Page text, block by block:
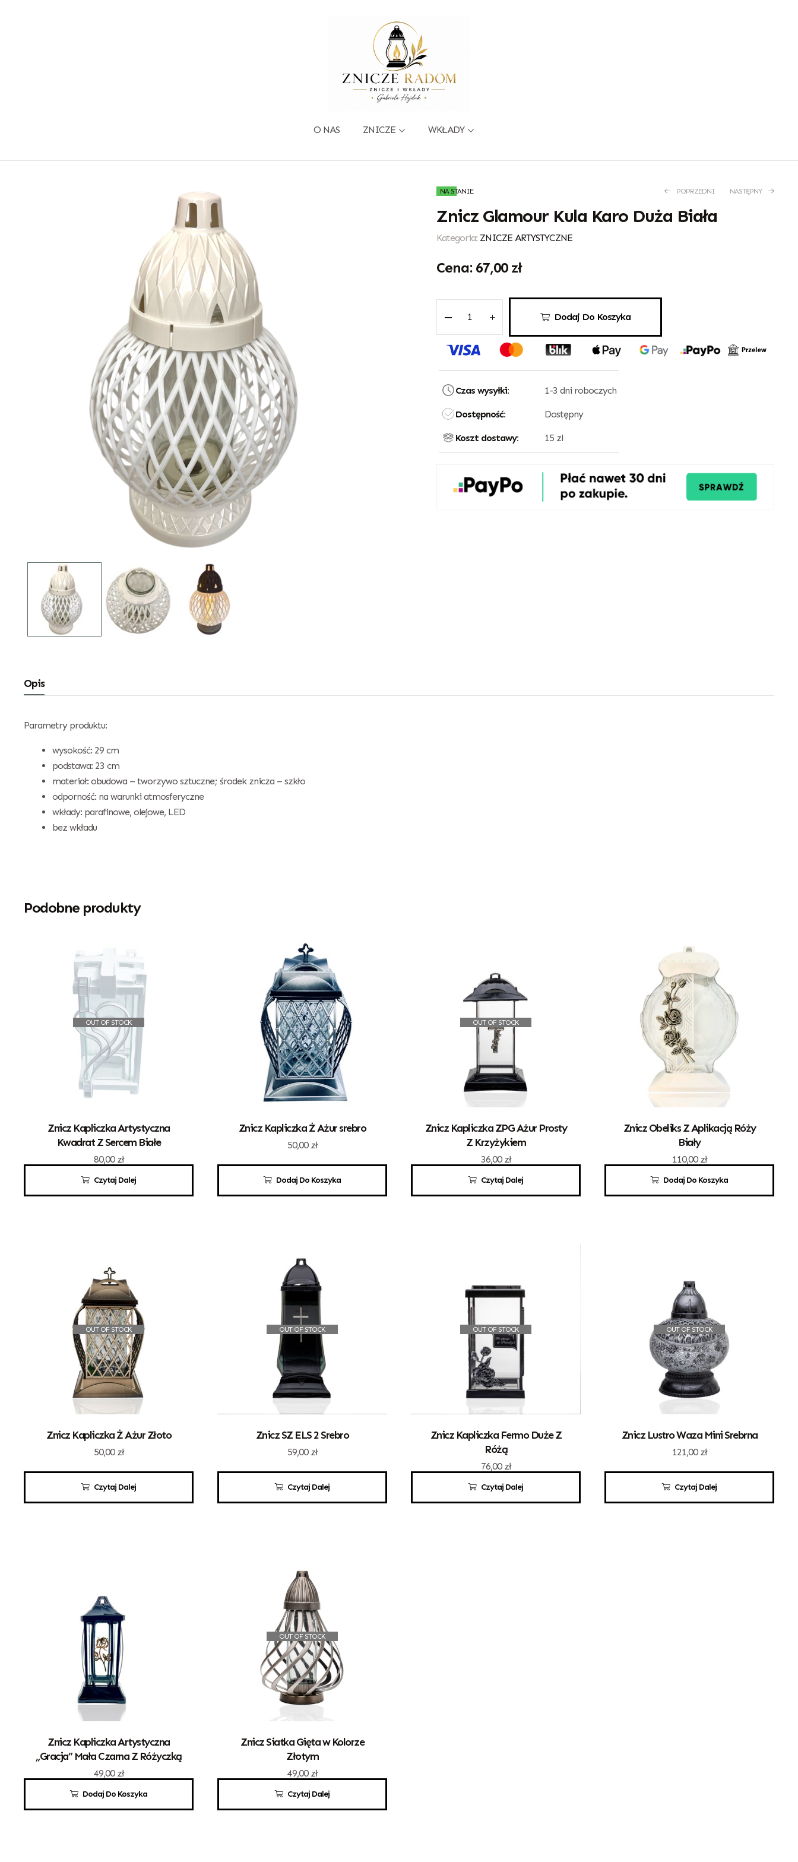
O NAS ZNICZE WKŁADY
NA STANIE POPRZEDNI NASTĘPNY
Znicz Glamour Kula Karo Duża Biała
Kategoria: ZNICZE ARTYSTYCZNE
67,00 zł
Dodaj Do Koszyka
Czas wysyłki: 1-3 dni roboczych
Dostępność: Dostępny
Koszt dostawy: 15 zl
Opis
Parametry produktu:
wysokość: 29 cm
podstawa: 23 cm
materiał: obudowa – tworzywo sztuczne; środek znicza – szkło
odporność: na warunki atmosferyczne
wkłady: parafinowe, olejowe, LED
bez wkładu
Podobne produkty
OUT OF STOCK
Czytaj Dalej
Znicz Kapliczka Artystyczna
Kwadrat Z Sercem Białe
80,00 zł
Dodaj Do Koszyka
Znicz Kapliczka Ż Ażur srebro
50,00 zł
OUT OF STOCK
Czytaj Dalej
Znicz Kapliczka ZPG Ażur Prosty
Z Krzyżykiem
36,00 zł
Dodaj Do Koszyka
Znicz Obeliks Z Aplikacją Róży
Biały
110,00 zł
OUT OF STOCK
Czytaj Dalej
Znicz Kapliczka Ż Ażur Złoto
50,00 zł
OUT OF STOCK
Czytaj Dalej
Znicz SZ ELS 2 Srebro
59,00 zł
OUT OF STOCK
Czytaj Dalej
Znicz Kapliczka Fermo Duże Z
Różą
76,00 zł
OUT OF STOCK
Czytaj Dalej
Znicz Lustro Waza Mini Srebrna
121,00 zł
Dodaj Do Koszyka
Znicz Kapliczka Artystyczna
„Gracja” Mała Czarna Z Różyczką
49,00 zł
OUT OF STOCK
Czytaj Dalej
Znicz Siatka Gięta w Kolorze
Złotym
49,00 zł